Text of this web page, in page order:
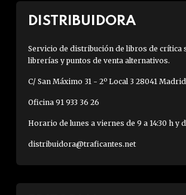
DISTRIBUIDORA
Servicio de distribución de libros de crítica
librerías y puntos de venta alternativos.
C/ San Máximo 31 - 2º Local 3 28041 Madrid
Oficina 91 933 36 26
Horario de lunes a viernes de 9 a 14:30 h y
distribuidora@traficantes.net